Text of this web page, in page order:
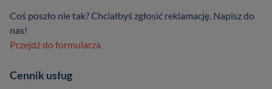
Coś poszło nie tak? Chciałbyś zgłosić reklamację. Napisz do
nas!
Przejdź do formularza
Cennik usług